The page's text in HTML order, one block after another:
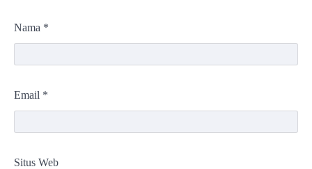
Nama *
Email *
Situs Web